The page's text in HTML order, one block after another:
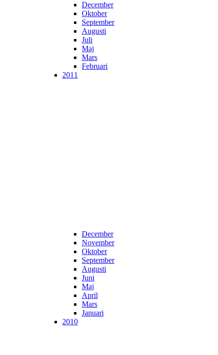
December
Oktober
September
Augusti
Juli
Maj
Mars
Februari
2011
December
November
Oktober
September
Augusti
Juni
Maj
April
Mars
Januari
2010